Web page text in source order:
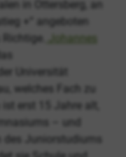
in Ottersberg, an
+“ angeboten
Johannes
Universität
welches Fach zu
ist erst 15 Jahre alt,
– und
des Juniorstudiums